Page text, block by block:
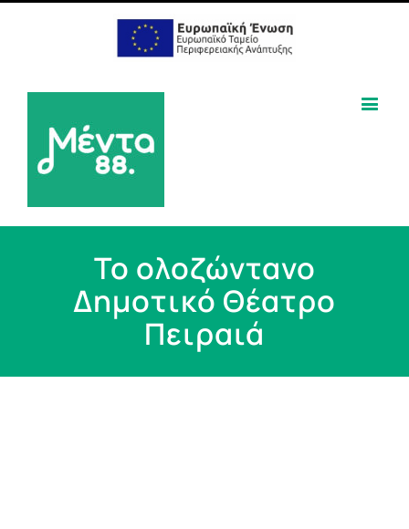
Το ολοζώντανο
Δημοτικό Θέατρο
Πειραιά